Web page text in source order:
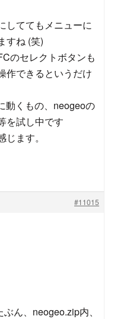
しててもメニューに
すね (笑)
のセレクトボタンも
作できるというだけ
動くもの、neogeoの
を試し中です
ます。
#11015
ん、neogeo.zip内、